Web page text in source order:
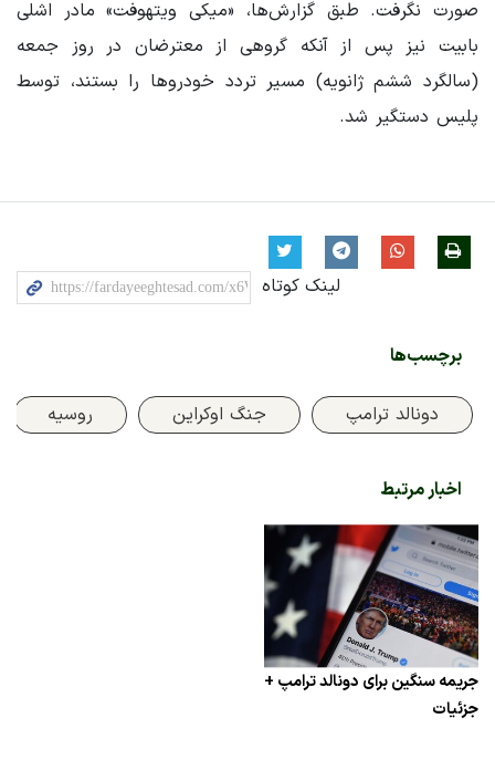
صورت نگرفت. طبق گزارش‌ها، «میکی ویتهوفت» مادر اشلی
بابیت نیز پس از آنکه گروهی از معترضان در روز جمعه
(سالگرد ششم ژانویه) مسیر تردد خودروها را بستند، توسط
پلیس دستگیر شد.
لینک کوتاه
برچسب‌ها
دونالد ترامپ جنگ اوکراین روسیه
اخبار مرتبط
جریمه سنگین برای دونالد ترامپ +
جزئیات